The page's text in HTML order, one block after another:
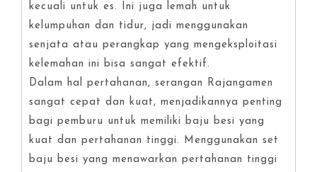
kecuali untuk es. Ini juga lemah untuk
kelumpuhan dan tidur, jadi menggunakan
senjata atau perangkap yang mengeksploitasi
kelemahan ini bisa sangat efektif.
Dalam hal pertahanan, serangan Rajangamen
sangat cepat dan kuat, menjadikannya penting
bagi pemburu untuk memiliki baju besi yang
kuat dan pertahanan tinggi. Menggunakan set
baju besi yang menawarkan pertahanan tinggi